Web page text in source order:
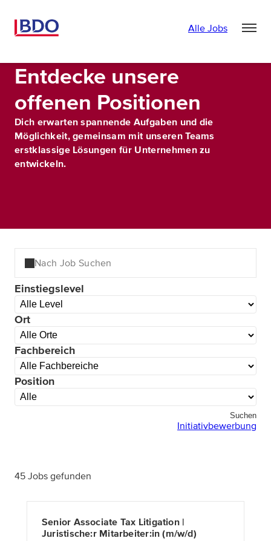
Alle Jobs
Entdecke unsere
offenen Positionen
Dich erwarten spannende Aufgaben und die
Möglichkeit, gemeinsam mit unseren Teams
erstklassige Lösungen für Unternehmen zu
entwickeln.
Einstiegslevel
Ort
Fachbereich
Position
Initiativbewerbung
Suchen
45 Jobs gefunden
Senior Associate Tax Litigation |
Juristische:r Mitarbeiter:in (m/w/d)